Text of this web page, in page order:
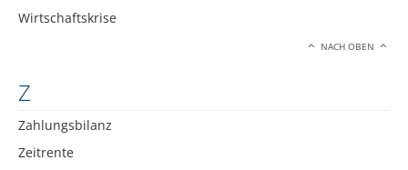
Wirtschaftskrise
NACH OBEN
Z
Zahlungsbilanz
Zeitrente